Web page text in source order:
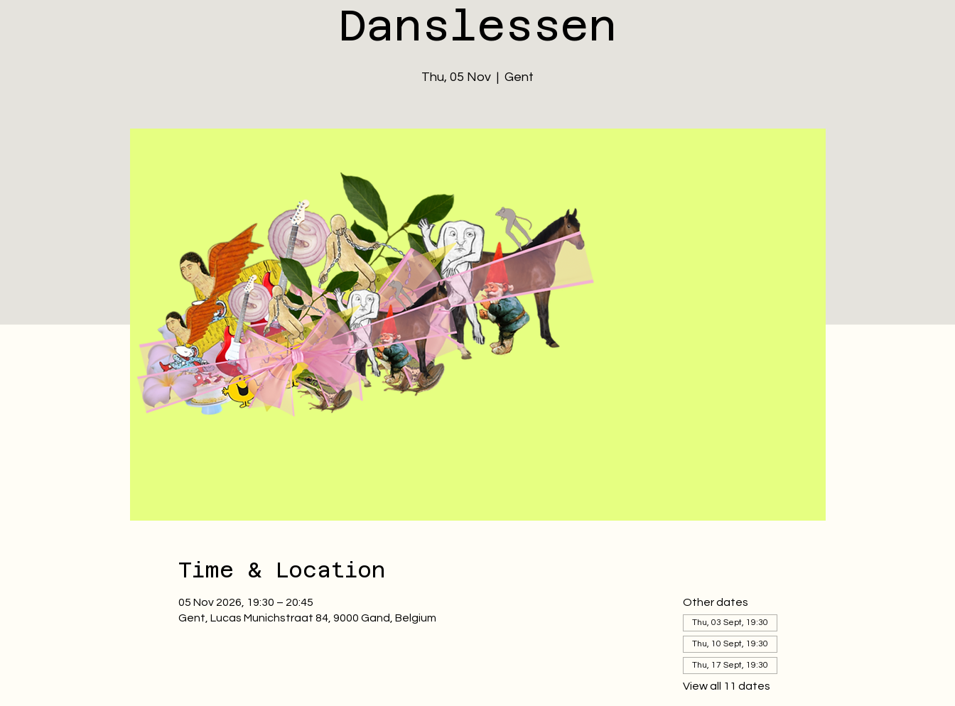
Danslessen
Thu, 05 Nov
  |
Gent
Time & Location
05 Nov 2026, 19:30 – 20:45
Gent, Lucas Munichstraat 84, 9000 Gand, Belgium
Other dates
Thu, 03 Sept, 19:30
Thu, 10 Sept, 19:30
Thu, 17 Sept, 19:30
View all 11 dates